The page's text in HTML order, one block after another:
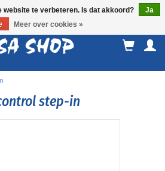
step-in
website te verbeteren. Is dat akkoord?
Ja
Meer over cookies »